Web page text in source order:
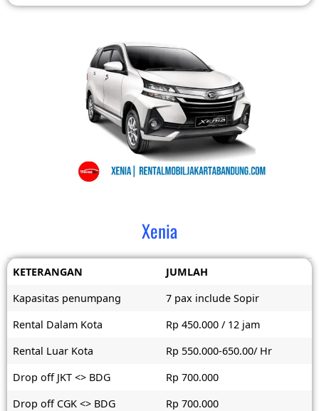
Xenia
KETERANGAN
JUMLAH
Kapasitas penumpang
7 pax include Sopir
Rental Dalam Kota
Rp 450.000 / 12 jam
Rental Luar Kota
Rp 550.000-650.00/ Hr
Drop off JKT <> BDG
Rp 700.000
Drop off CGK <> BDG
Rp 700.000